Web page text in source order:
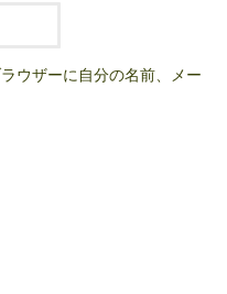
ウザーに自分の名前、メー